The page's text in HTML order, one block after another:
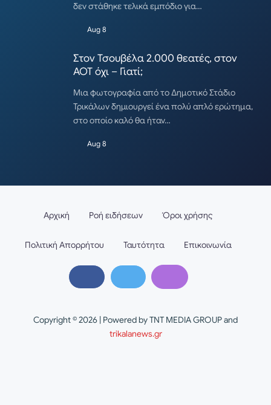
δεν στάθηκε τελικά εμπόδιο για…
Aug 8
Στον Τσουβέλα 2.000 θεατές, στον
ΑΟΤ όχι – Γιατί;
Μια φωτογραφία από το Δημοτικό Στάδιο
Τρικάλων δημιουργεί ένα πολύ απλό ερώτημα,
στο οποίο καλό θα ήταν…
Aug 8
Copyright © 2026 | Powered by TNT MEDIA GROUP and
trikalanews.gr
Αρχική Ροή ειδήσεων Όροι χρήσης
Πολιτική Απορρήτου Ταυτότητα Επικοινωνία